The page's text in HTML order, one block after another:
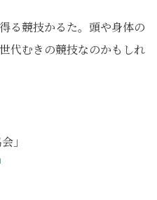
る競技かるた。頭や身体の
代むきの競技なのかもしれ
」